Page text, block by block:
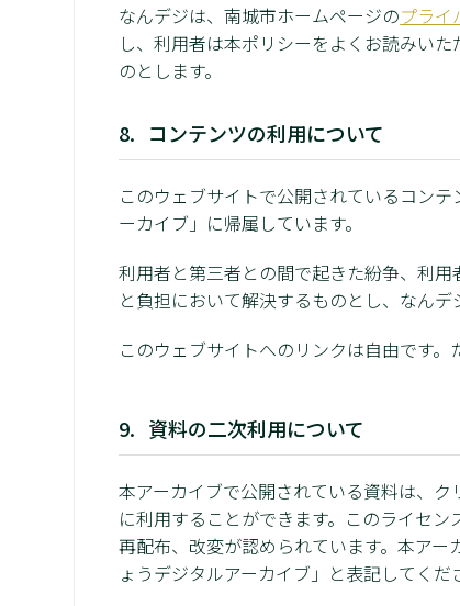
なんデジは、南城市ホームページのプライ
し、利用者は本ポリシーをよくお読みい
のとします。
コンテンツの利用について
このウェブサイトで公開されているコン
ーカイブ」に帰属しています。
利用者と第三者との間で起きた紛争、利
と負担において解決するものとし、なんデ
このウェブサイトへのリンクは自由です。
資料の二次利用について
本アーカイブで公開されている資料は、
に利用することができます。このライセ
再配布、改変が認められています。本ア
ょうデジタルアーカイブ」と表記してくだ